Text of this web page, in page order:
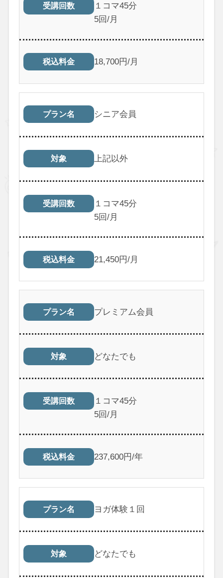
受講回数
１コマ45分
5回/月
税込料金 18,700円/月
プラン名 シニア会員
対象 上記以外
受講回数
１コマ45分
5回/月
税込料金 21,450円/月
プラン名 プレミアム会員
対象 どなたでも
受講回数
１コマ45分
5回/月
税込料金 237,600円/年
プラン名 ヨガ体験１回
対象 どなたでも